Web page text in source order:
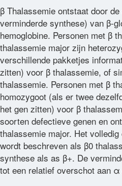
β Thalassemie ontstaat door
verminderde synthese) van β-
hemoglobine. Personen met β
thalassemie major zijn
verschillende pakketjes
zitten) voor β thalassemie, of
thalassemie. Personen met β
homozygoot (als er twee
het gen zitten) voor β
soorten defectieve genen en
thalassemie major. Het
wordt beschreven als β0
synthese als as β+. De
tot een relatief overschot aan